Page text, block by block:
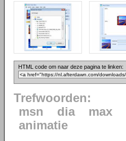
HTML code om naar deze pagina te linken:
Trefwoorden:
msn
dia max
animatie